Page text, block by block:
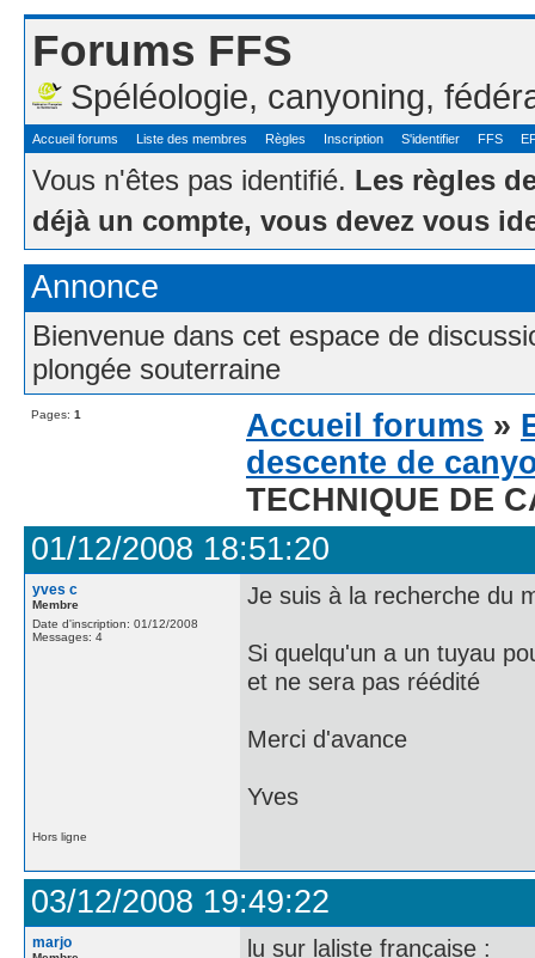
Forums FFS
Spéléologie, canyoning,
Accueil forums Liste des membres Règles Inscription S'identifier FFS
Vous n'êtes pas identifié. Les règles
déjà un compte, vous devez vous
Annonce
Bienvenue dans cet espace de
plongée souterraine
Pages: 1 Accueil forums »
descente de
TECHNIQUE DE
01/12/2008 18:51:20
yves c
Membre
Date d'inscription: 01/12/2008
Messages: 4
Je suis à la recherche du
Si quelqu'un a un tuyau
et ne sera pas réédité
Merci d'avance
Yves
Hors ligne
03/12/2008 19:49:22
marjo lu sur laliste française :